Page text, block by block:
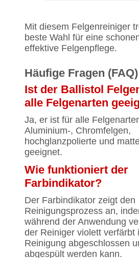
Mit diesem Felgenreiniger
beste Wahl für eine
effektive Felgenpflege.
Häufige Fragen (FAQ)
Ist der Ballistol
alle Felgenarten
Ja, er ist für alle
Aluminium-, Chromfelgen,
hochglanzpolierte und
geeignet.
Wie funktioniert der
Farbindikator?
Der Farbindikator zeigt den
Reinigungsprozess an,
während der Anwendung
der Reiniger violett verfärbt
Reinigung abgeschlossen
abgespült werden kann.